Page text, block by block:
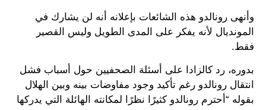
وأنهى رونالدو هذه الشائعات بإعلانه أنه لن يشارك في
المونديال لأنه يفكر على المدى الطويل وليس القصير
فقط.
بدوره، رد كالزادا على أسئلة الصحفيين حول أسباب فشل
انتقال رونالدو رغم تأكيد وجود مفاوضات بينه وبين الهلال
بقوله “أحترم رونالدو كثيرًا نظرًا لمكانته الهائلة التي يدركها